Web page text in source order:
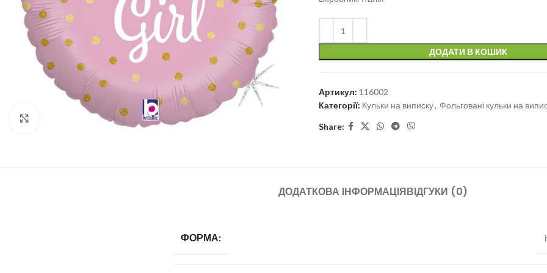
ДОДАТИ В КОШИК
Артикул: 116002
Категорії: Кульки на виписку, Фольговані кульки на
Share:
ДОДАТКОВА ІНФОРМАЦІЯВІДГУКИ (0)
ФОРМА: